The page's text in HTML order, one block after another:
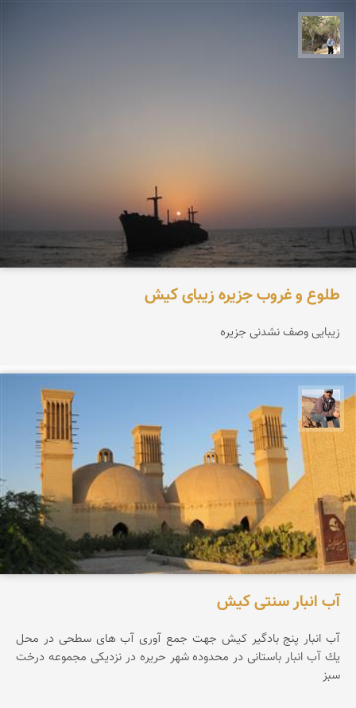
طلوع و غروب جزیره زیبای کیش
زیبایی وصف نشدنی جزیره
جمال زعیمی یزدی
آب انبار سنتی کیش
آب انبار پنج بادگیر کیش جهت جمع آوری آب های سطحی در محل
یك آب انبار باستانی در محدوده شهر حریره در نزدیكی مجموعه درخت
سبز